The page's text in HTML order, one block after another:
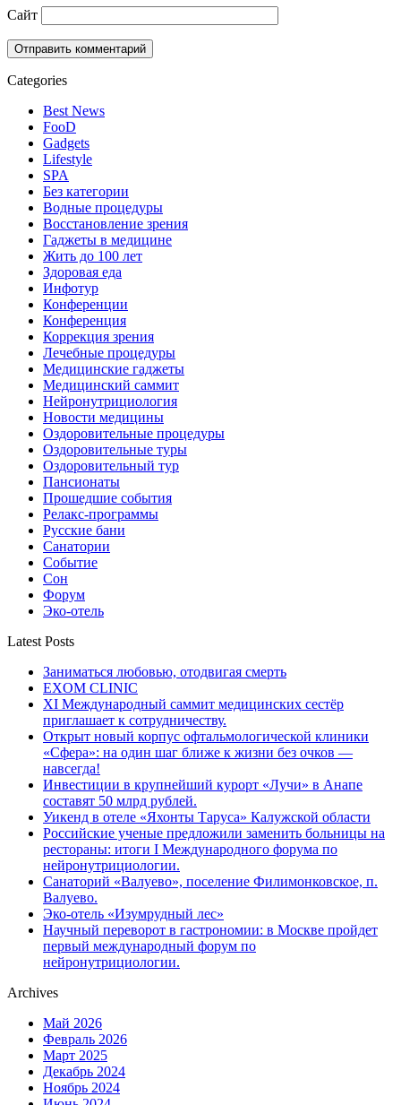
Сайт
Categories
Best News
FooD
Gadgets
Lifestyle
SPA
Без категории
Водные процедуры
Восстановление зрения
Гаджеты в медицине
Жить до 100 лет
Здоровая еда
Инфотур
Конференции
Конференция
Коррекция зрения
Лечебные процедуры
Медицинские гаджеты
Медицинский саммит
Нейронутрициология
Новости медицины
Оздоровительные процедуры
Оздоровительные туры
Оздоровительный тур
Пансионаты
Прошедшие события
Релакс-программы
Русские бани
Санатории
Событие
Сон
Форум
Эко-отель
Latest Posts
Заниматься любовью, отодвигая смерть
EXOM CLINIC
XI Международный саммит медицинских сестёр
приглашает к сотрудничеству.
Открыт новый корпус офтальмологической клиники
«Сфера»: на один шаг ближе к жизни без очков —
навсегда!
Инвестиции в крупнейший курорт «Лучи» в Анапе
составят 50 млрд рублей.
Уикенд в отеле «Яхонты Таруса» Калужской области
Российские ученые предложили заменить больницы на
рестораны: итоги I Международного форума по
нейронутрициологии.
Санаторий «Валуево», поселение Филимонковское, п.
Валуево.
Эко-отель «Изумрудный лес»
Научный переворот в гастрономии: в Москве пройдет
первый международный форум по
нейронутрициологии.
Archives
Май 2026
Февраль 2026
Март 2025
Декабрь 2024
Ноябрь 2024